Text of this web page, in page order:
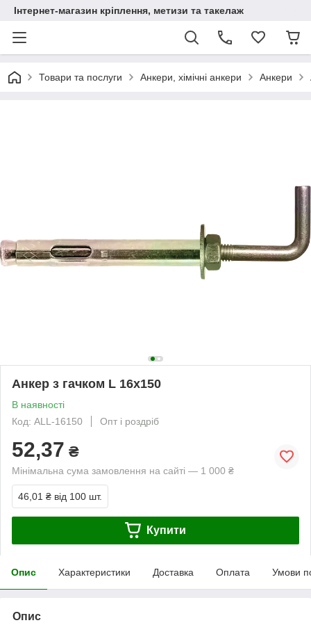
Інтернет-магазин кріплення, метизи та такелаж
Товари та послуги Анкери, хімічні анкери Анкери
Анкер з гачком L 16х150
В наявності
Код: ALL-16150
Опт і роздріб
52,37 ₴
Мінімальна сума замовлення на сайті — 1 000 ₴
46,01 ₴ від 100 шт.
Купити
Опис Характеристики Доставка Оплата Умови
Опис